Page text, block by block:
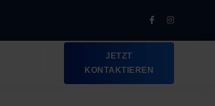
JETZT
KONTAKTIEREN